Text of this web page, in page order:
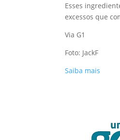
Esses
excessos que
Via G1
Foto: JackF
Saiba mais